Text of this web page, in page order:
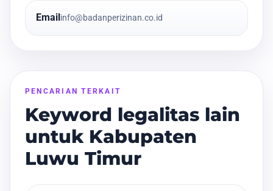
Email info@badanperizinan.co.id
PENCARIAN TERKAIT
Keyword legalitas lain
untuk Kabupaten
Luwu Timur